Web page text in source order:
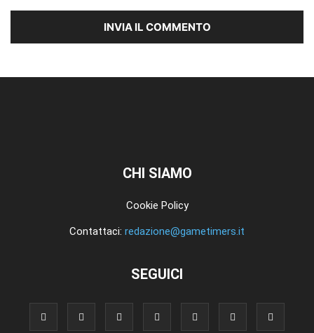
CHI SIAMO
Cookie Policy
Contattaci: redazione@gametimers.it
SEGUICI